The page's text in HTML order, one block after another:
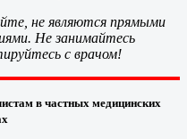
не являются прямыми
Не занимайтесь
с врачом!
в частных медицинских